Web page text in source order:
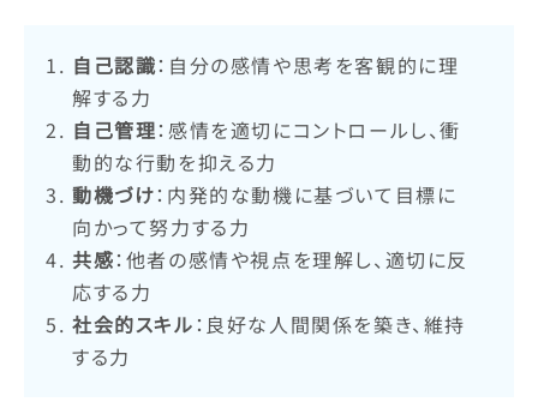
自己認識：自分の感情や思考を客観的に理
解する力
自己管理：感情を適切にコントロールし、衝
動的な行動を抑える力
動機づけ：内発的な動機に基づいて目標に
向かって努力する力
共感：他者の感情や視点を理解し、適切に反
応する力
社会的スキル ：良好な人間関係を築き、維持
する力